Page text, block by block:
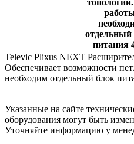
отдельный
питания
Televic Plixus NEXT
Обеспечивает возможности
необходим отдельный блок
Указанные на сайте
оборудования могут быть
Уточняйте информацию у